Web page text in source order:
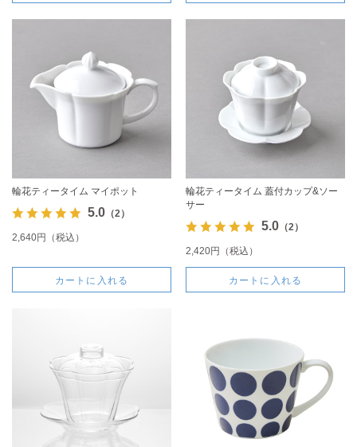
輪花ティータイム マイポット
5.0（2）
2,640円（税込）
カートに入れる
輪花ティータイム 蓋付カップ&ソー
サー
5.0（2）
2,420円（税込）
カートに入れる